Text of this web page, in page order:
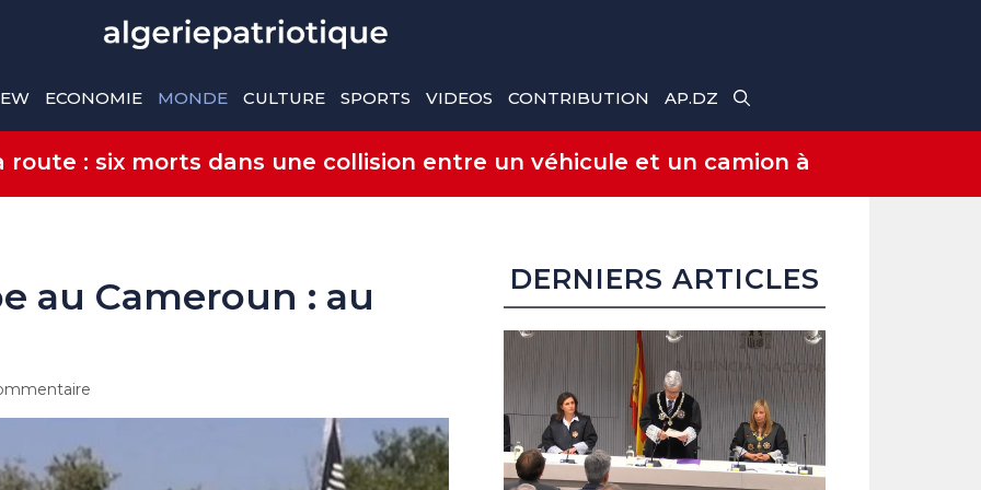
ECONOMIE MONDE CULTURE SPORTS VIDEOS CONTRIBUTION AP.DZ
route : six morts dans une collision entre un véhicule et un camion à
au Cameroun : au
DERNIERS ARTICLES